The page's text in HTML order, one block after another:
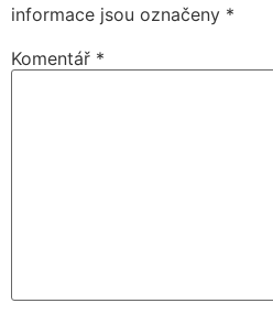
informace jsou označeny *
Komentář *